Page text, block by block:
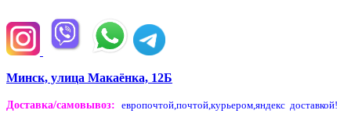
Минск, улица Макаёнка, 12Б
Доставка/самовывоз: европочтой,почтой,курьером,яндекс доставкой!